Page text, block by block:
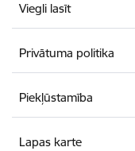
Viegli lasīt
Privātuma politika
Piekļūstamība
Lapas karte